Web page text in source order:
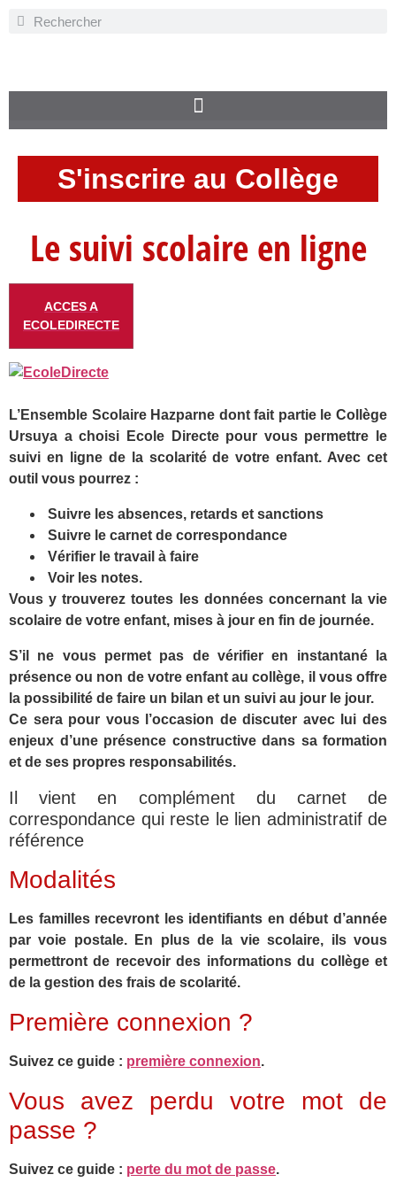
S'inscrire au Collège
Le suivi scolaire en ligne
ACCES A
ECOLEDIRECTE
L’Ensemble Scolaire Hazparne dont fait partie le Collège
Ursuya a choisi Ecole Directe pour vous permettre le
suivi en ligne de la scolarité de votre enfant. Avec cet
outil vous pourrez :
Suivre les absences, retards et sanctions
Suivre le carnet de correspondance
Vérifier le travail à faire
Voir les notes.
Vous y trouverez toutes les données concernant la vie
scolaire de votre enfant, mises à jour en fin de journée.
S’il ne vous permet pas de vérifier en instantané la
présence ou non de votre enfant au collège, il vous offre
la possibilité de faire un bilan et un suivi au jour le jour.
Ce sera pour vous l’occasion de discuter avec lui des
enjeux d’une présence constructive dans sa formation
et de ses propres responsabilités.
Il vient en complément du carnet de
correspondance qui reste le lien administratif de
référence
Modalités
Les familles recevront les identifiants en début d’année
par voie postale. En plus de la vie scolaire, ils vous
permettront de recevoir des informations du collège et
de la gestion des frais de scolarité.
Première connexion ?
Suivez ce guide : première connexion.
Vous avez perdu votre mot de
passe ?
Suivez ce guide : perte du mot de passe.